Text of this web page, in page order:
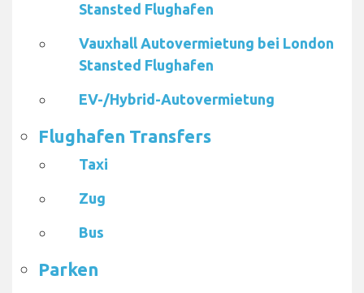
Stansted Flughafen
Vauxhall Autovermietung bei London
Stansted Flughafen
EV-/Hybrid-Autovermietung
Flughafen Transfers
Taxi
Zug
Bus
Parken